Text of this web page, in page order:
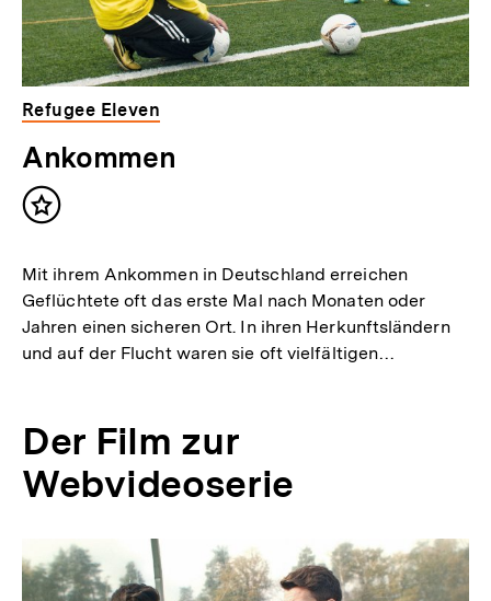
Refugee Eleven
Ankommen
Inhalt
Mit ihrem Ankommen in Deutschland erreichen
Geflüchtete oft das erste Mal nach Monaten oder
Jahren einen sicheren Ort. In ihren Herkunftsländern
und auf der Flucht waren sie oft vielfältigen…
Der Film zur
Webvideoserie